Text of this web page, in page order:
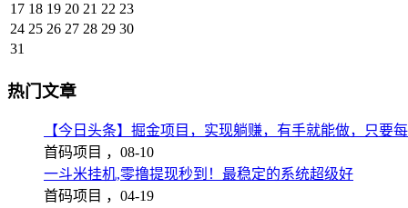
17 18 19 20 21 22 23
24 25 26 27 28 29 30
31
热门文章
【今日头条】掘金项目，实现躺赚，有手就能做，只要
首码项目 ， 08-10
一斗米挂机,零撸提现秒到！最稳定的系统超级好
首码项目 ， 04-19